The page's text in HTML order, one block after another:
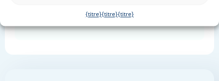
{titre}{titre}{titre}